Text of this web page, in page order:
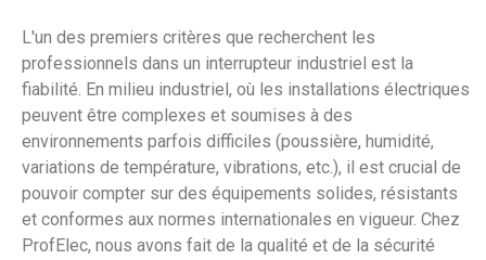
L'un des premiers critères que recherchent les
professionnels dans un interrupteur industriel est la
fiabilité. En milieu industriel, où les installations électriques
peuvent être complexes et soumises à des
environnements parfois difficiles (poussière, humidité,
variations de température, vibrations, etc.), il est crucial de
pouvoir compter sur des équipements solides, résistants
et conformes aux normes internationales en vigueur. Chez
ProfElec, nous avons fait de la qualité et de la sécurité